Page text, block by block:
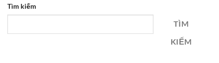
Tìm kiếm
TÌM
KIẾM